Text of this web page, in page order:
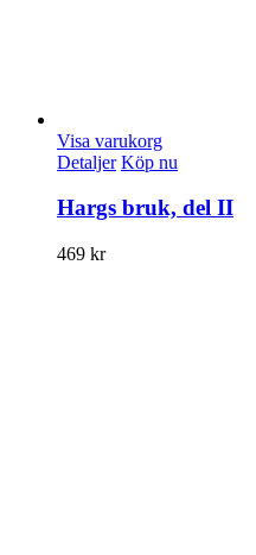
Visa varukorg
Detaljer Köp nu
Hargs bruk, del II
469 kr